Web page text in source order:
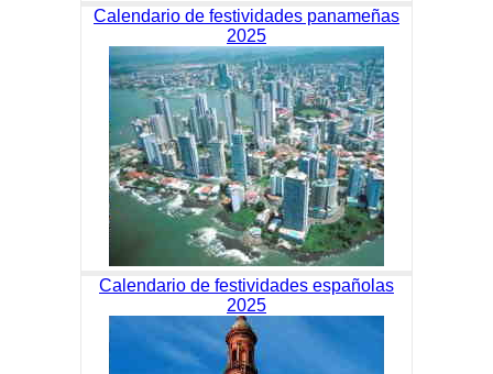
Calendario de festividades panameñas
2025
Calendario de festividades españolas
2025